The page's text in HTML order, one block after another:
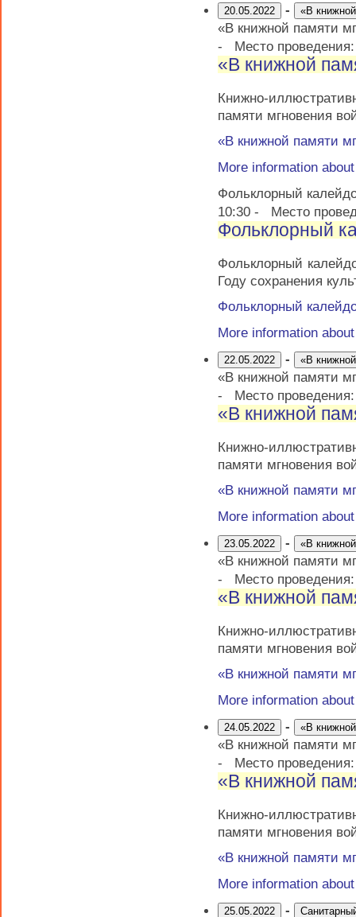
20.05.2022 - «В
«В книжной памяти
-
Место
«В книжной
Книжно-
памяти мгновения
«В книжной памяти
More information
Фольклорный
10:30- Место
Фольклорный
Фольклорный
Году сохранения
Фольклорный
More information
22.05.2022 - «В
«В книжной памяти
-
Место
«В книжной
Книжно-
памяти мгновения
«В книжной памяти
More information
23.05.2022 - «В
«В книжной памяти
-
Место
«В книжной
Книжно-
памяти мгновения
«В книжной памяти
More information
24.05.2022 - «В
«В книжной памяти
-
Место
«В книжной
Книжно-
памяти мгновения
«В книжной памяти
More information
25.05.2022 -